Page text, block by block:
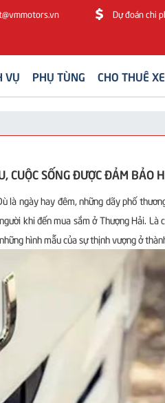
Dự đoán chi
VỤ PHỤ TÙNG CHO THUÊ XE
CUỘC SỐNG ĐƯỢC ĐẢM BẢO
là ngày hay đêm, những dãy phố
khi đến mua sắm ở Thượng Hải. Là
hình mẫu của sự thịnh vượng ở